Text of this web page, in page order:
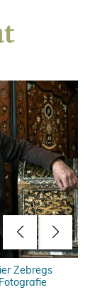
Zebregs